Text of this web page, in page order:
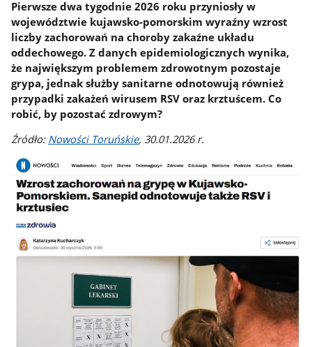
Pierwsze dwa tygodnie 2026 roku przyniosły w
województwie kujawsko-pomorskim wyraźny wzrost
liczby zachorowań na choroby zakaźne układu
oddechowego. Z danych epidemiologicznych wynika,
że największym problemem zdrowotnym pozostaje
grypa, jednak służby sanitarne odnotowują również
przypadki zakażeń wirusem RSV oraz krztuścem. Co
robić, by pozostać zdrowym?
Źródło: Nowości Toruńskie, 30.01.2026 r.